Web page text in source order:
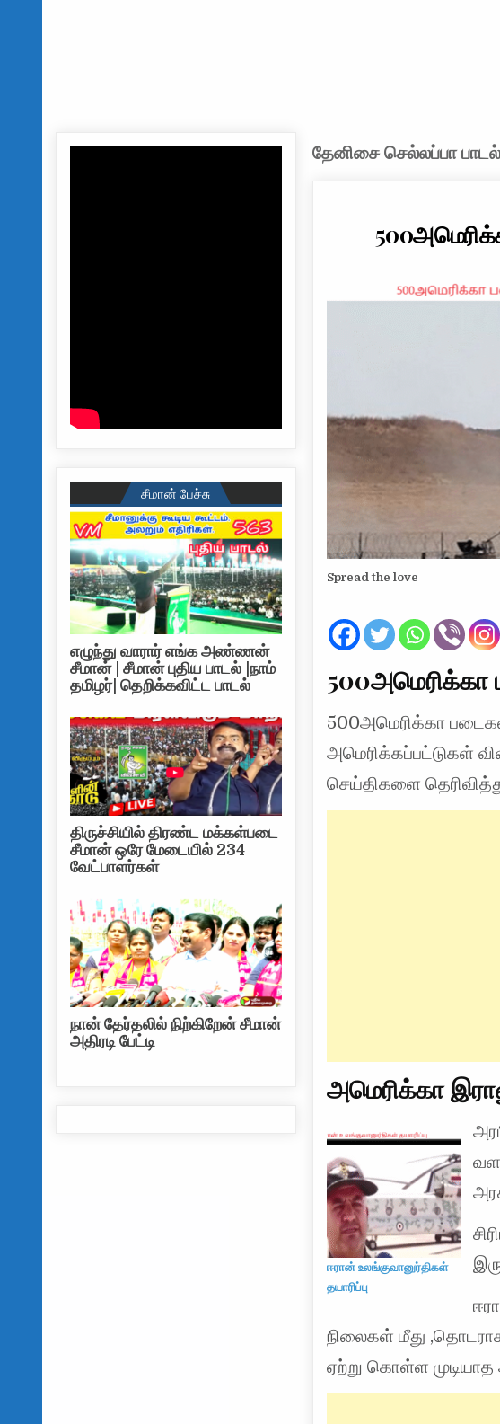
தேனிசை செல்லப்பா
Spread the love
500அமெரிக்கா
500அமெரிக்கா படைகள்
அமெரிக்கப்பட்டுகள்
செய்திகளை
அமெரிக்கா
ஈரான் உலங்குவானுர்திகள்
தயாரிப்பு
நிலைகள் மீது
ஏற்று கொள்ள
சீமான் பேச்சு
எழுந்து வாரார் எங்க அண்ணன்
சீமான் | சீமான் புதிய பாடல் |நாம்
தமிழர்| தெறிக்கவிட்ட பாடல்
திருச்சியில் திரண்ட மக்கள்படை
சீமான் ஒரே மேடையில் 234
வேட்பாளர்கள்
நான் தேர்தலில் நிற்கிறேன் சீமான்
அதிரடி பேட்டி